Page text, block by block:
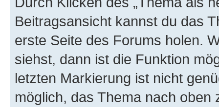
Beitragsansicht kannst du das
erste Seite des Forums holen.
siehst, dann ist die Funktion
letzten Markierung ist nicht
möglich, das Thema nach oben